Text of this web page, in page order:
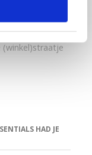
vol
het gebied van
lifestyle en
(winkel)straatje
HAD JE